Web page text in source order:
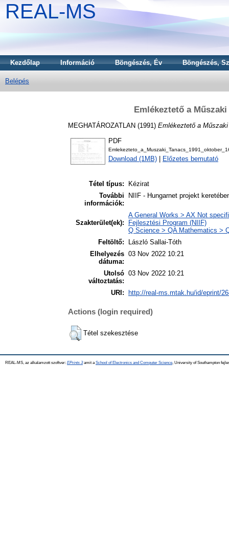
REAL-MS
Kezdőlap Információ Böngészés, Év Böngészés,
Belépés
Emlékeztető a
MEGHATÁROZATLAN (1991) Emlékeztető a
PDF
Download (1MB) Előzetes bemutató
Tétel típus:
Kézirat
További
információk:
NIIF - Hungarnet projekt
Szakterület(ek):
A General Works > AX Not
Fejlesztési Program (NIIF)
Q Science > QA Mathematics >
Feltöltő:
László Sallai-Tóth
Elhelyezés
dátuma:
03 Nov 2022 10:21
Utolsó
változtatás:
03 Nov 2022 10:21
URI: http://real-ms.mtak.hu/id/eprint/
Actions (login required)
Tétel szekesztése
REAL-MS, az alkalamzott szoftver: EPrints 3amit a School of Electronics and Computer Science , University of Southampton